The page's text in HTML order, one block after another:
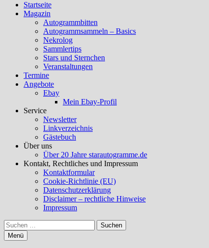
Startseite
Magazin
Autogrammbitten
Autogrammsammeln – Basics
Nekrolog
Sammlertips
Stars und Sternchen
Veranstaltungen
Termine
Angebote
Ebay
Mein Ebay-Profil
Service
Newsletter
Linkverzeichnis
Gästebuch
Über uns
Über 20 Jahre starautogramme.de
Kontakt, Rechtliches und Impressum
Kontaktformular
Cookie-Richtlinie (EU)
Datenschutzerklärung
Disclaimer – rechtliche Hinweise
Impressum
Suchen
nach:
Menü